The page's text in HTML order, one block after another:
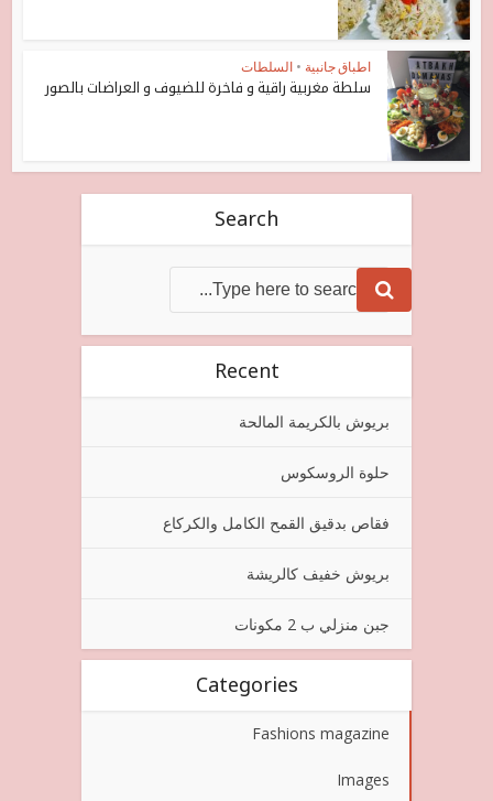
اطباق جانبية • السلطات
سلطة مغربية راقية و فاخرة للضيوف و العراضات بالصور
Search
Recent
بريوش بالكريمة المالحة
حلوة الروسكوس
فقاص بدقيق القمح الكامل والكركاع
بريوش خفيف كالريشة
جبن منزلي ب 2 مكونات
Categories
Fashions magazine
Images